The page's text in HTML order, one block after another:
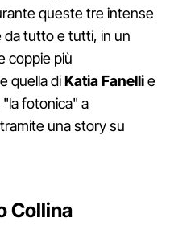
queste tre intense
tutto e tutti, in un
coppie più
quella diKatia Fanellie
"la fotonica" a
una story su
Collina